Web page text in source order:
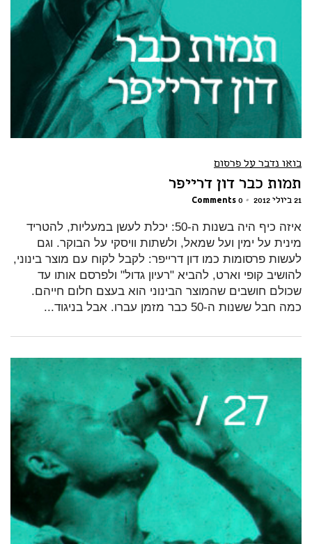
בואו נדבר על פרסום
תמות כבר דון דרייפר
21 ביולי 2012 •
0 Comments
איזה כיף היה בשנות ה-50: יכלת לעשן במעליות, להטריד
מינית על ימין ועל שמאל, ולשתות וויסקי על הבוקר. וגם
לעשות פרסומות כמו דון דרייפר: לקבל לקוח עם מוצר בינוני,
להושיב קופי וארט, להביא "רעיון גדול" ולפרסם אותו עד
שכולם חושבים שהמוצר הבינוני הוא בעצם חלום חייהם.
כמה חבל ששנות ה-50 כבר מזמן עברו. אבל בניגוד...